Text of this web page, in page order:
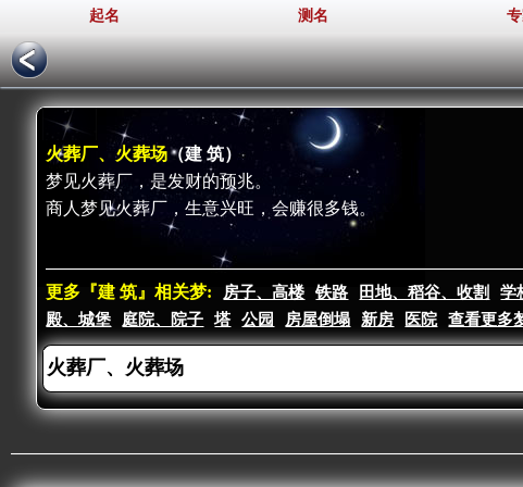
起名 测名
火葬厂、火葬场（建 筑）
梦见火葬厂，是发财的预兆。
商人梦见火葬厂，生意兴旺，会赚很多钱。
更多『建 筑』相关梦: 房子、高楼 铁路 田地、稻谷、收割 学
殿、城堡
庭院、院子 塔 公园 房屋倒塌 新房 医院 查看更多